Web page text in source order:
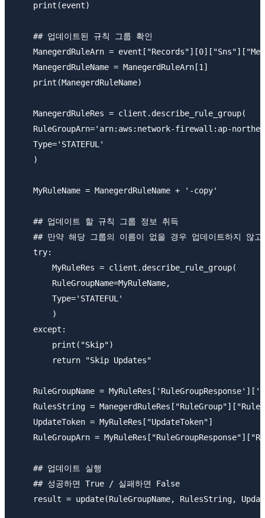
    print(event)
    ## 업데이트된 규칙 그룹 확인
ManegerdRuleArn =
    ManegerdRuleName = ManegerdRuleArn[1]
    print(ManegerdRuleName)
    ManegerdRuleRes = client.describe_rule_group(
RuleGroupArn='arn:aws:network-firewall:ap-
    Type='STATEFUL'
    )
    MyRuleName = ManegerdRuleName + '-copy'
    ## 업데이트 할 규칙 그룹 정보 취득
## 만약 해당 그룹의 이름이 없을 경우 업데이트하지 않
    try:
        MyRuleRes = client.describe_rule_group(
        RuleGroupName=MyRuleName,
        Type='STATEFUL'
        )
    except:
        print("Skip")
        return "Skip Updates"
RuleGroupName =
RulesString =
    UpdateToken = MyRuleRes["UpdateToken"]
RuleGroupArn =
    ## 업데이트 실행
    ## 성공하면 True / 실패하면 False
result = update(RuleGroupName, RulesString,